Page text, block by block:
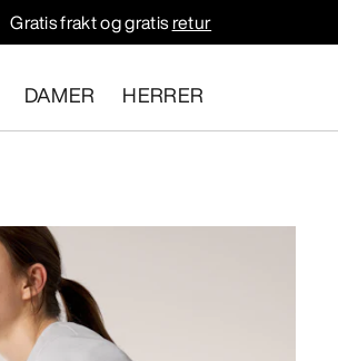
Gratis frakt og gratisretur
DAMER HERRER